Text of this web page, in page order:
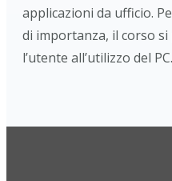
applicazioni da ufficio.
di importanza, il corso
l’utente all’utilizzo del PC.